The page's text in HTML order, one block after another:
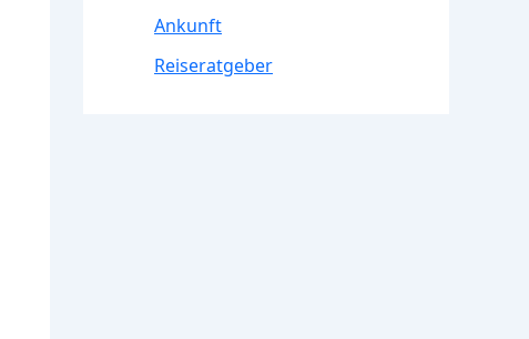
Ankunft
Reiseratgeber